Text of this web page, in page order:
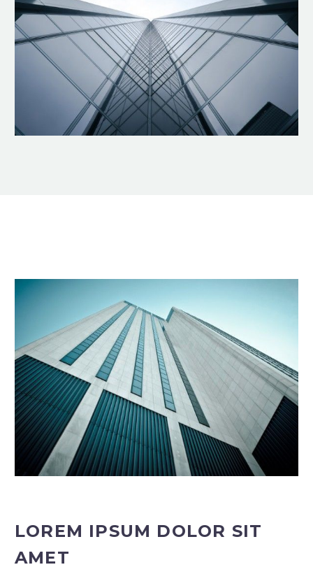
LOREM IPSUM DOLOR SIT
AMET